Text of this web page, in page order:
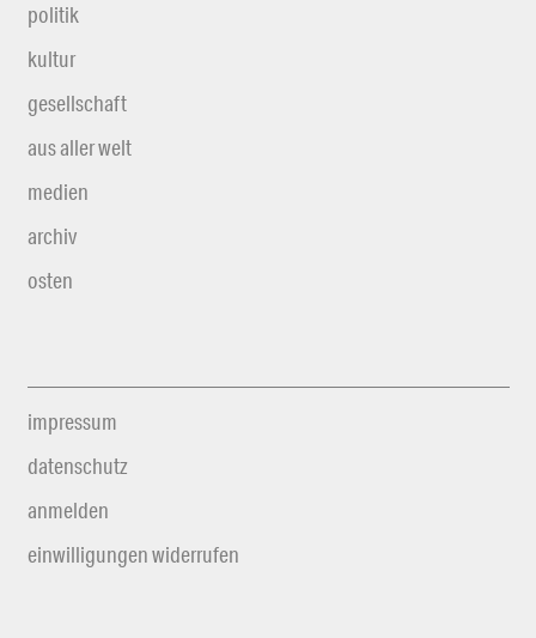
politik
kultur
gesellschaft
aus aller welt
medien
archiv
osten
impressum
datenschutz
anmelden
einwilligungen widerrufen